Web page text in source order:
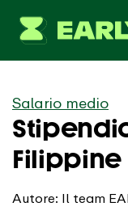
Salario medio
Filippine
Autore: Il team